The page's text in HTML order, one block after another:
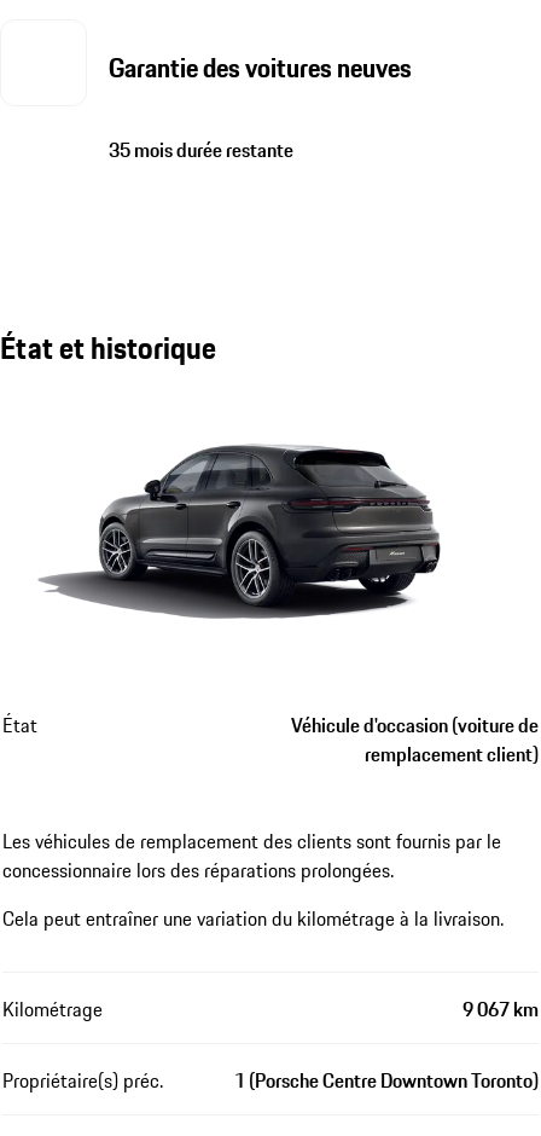
Garantie des voitures neuves
35 mois durée restante
État et historique
État
Véhicule d'occasion (voiture de
remplacement client)
Les véhicules de remplacement des clients sont fournis par le
concessionnaire lors des réparations prolongées.
Cela peut entraîner une variation du kilométrage à la livraison.
Kilométrage 9 067 km
Propriétaire(s) préc. 1 (Porsche Centre Downtown Toronto)